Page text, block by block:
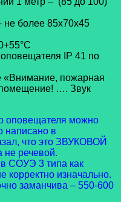
более 85x70x45
IP 41 по
«Внимание, пожарная
помещение! …. Звук
оповещателя можно
написано в
что это ЗВУКОВОЙ
не речевой.
в СОУЭ 3 типа как
корректно изначально.
заманчива – 550-600